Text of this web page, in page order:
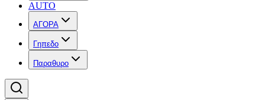
AUTO
ΑΓΟΡΑ
Γηπεδο
Παραθυρο